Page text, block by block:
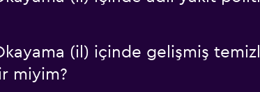
(il) içinde gelişmiş
miyim?